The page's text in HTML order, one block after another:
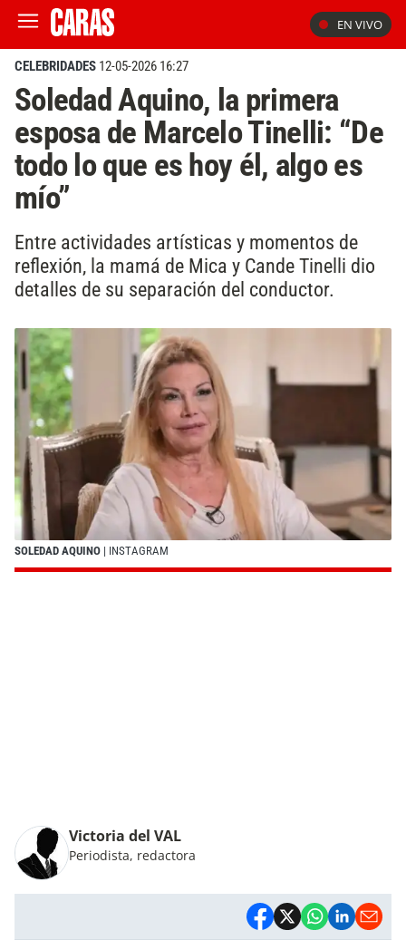
EN VIVO
CELEBRIDADES 12-05-2026 16:27
Soledad Aquino, la primera
esposa de Marcelo Tinelli: “De
todo lo que es hoy él, algo es
mío”
Entre actividades artísticas y momentos de
reflexión, la mamá de Mica y Cande Tinelli dio
detalles de su separación del conductor.
SOLEDAD AQUINO | INSTAGRAM
Victoria del VAL
Periodista, redactora